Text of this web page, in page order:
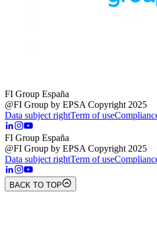
FI Group España
@FI Group by EPSA Copyright 2025
Data subject rightTerm of use
FI Group España
@FI Group by EPSA Copyright 2025
Data subject rightTerm of use
BACK TO TOP